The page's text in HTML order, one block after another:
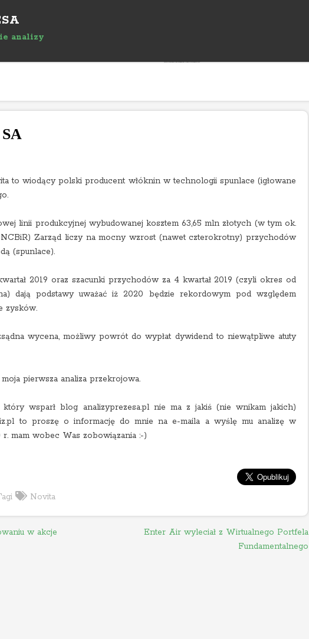
analizy
to wiodący polski producent włóknin w technologii spunlace (igłowane
linii produkcyjnej wybudowanej kosztem 63,65 mln złotych (w tym ok.
Zarząd liczy na mocny wzrost (nawet czterokrotny) przychodów
(spunlace).
2019 oraz szacunki przychodów za 4 kwartał 2019 (czyli okres od
dają podstawy uważać iż 2020 będzie rekordowym pod względem
zysków.
wycena, możliwy powrót do wypłat dywidend to niewątpliwe atuty
pierwsza analiza przekrojowa.
wsparł blog analizyprezesa.pl nie ma z jakiś (nie wnikam jakich)
to proszę o informację do mnie na e-maila a wyślę mu analizę w
mam wobec Was zobowiązania :-)
Novita
w akcje
Enter Air wyleciał z Wirtualnego Portfela
Fundamentalnego